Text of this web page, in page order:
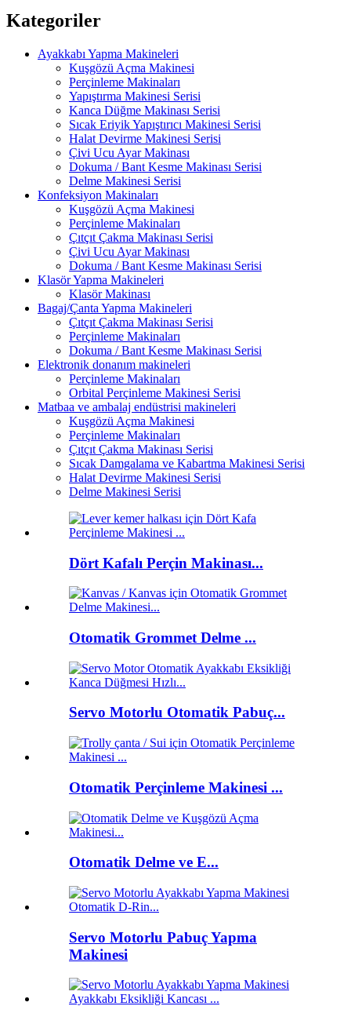
Kategoriler
Ayakkabı Yapma Makineleri
Kuşgözü Açma Makinesi
Perçinleme Makinaları
Yapıştırma Makinesi Serisi
Kanca Düğme Makinası Serisi
Sıcak Eriyik Yapıştırıcı Makinesi Serisi
Halat Devirme Makinesi Serisi
Çivi Ucu Ayar Makinası
Dokuma / Bant Kesme Makinası Serisi
Delme Makinesi Serisi
Konfeksiyon Makinaları
Kuşgözü Açma Makinesi
Perçinleme Makinaları
Çıtçıt Çakma Makinası Serisi
Çivi Ucu Ayar Makinası
Dokuma / Bant Kesme Makinası Serisi
Klasör Yapma Makineleri
Klasör Makinası
Bagaj/Çanta Yapma Makineleri
Çıtçıt Çakma Makinası Serisi
Perçinleme Makinaları
Dokuma / Bant Kesme Makinası Serisi
Elektronik donanım makineleri
Perçinleme Makinaları
Orbital Perçinleme Makinesi Serisi
Matbaa ve ambalaj endüstrisi makineleri
Kuşgözü Açma Makinesi
Perçinleme Makinaları
Çıtçıt Çakma Makinası Serisi
Sıcak Damgalama ve Kabartma Makinesi Serisi
Halat Devirme Makinesi Serisi
Delme Makinesi Serisi
Dört Kafalı Perçin Makinası...
Otomatik Grommet Delme ...
Servo Motorlu Otomatik Pabuç...
Otomatik Perçinleme Makinesi ...
Otomatik Delme ve E...
Servo Motorlu Pabuç Yapma
Makinesi